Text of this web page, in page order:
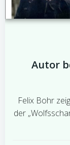
Autor
Felix Bohr
der